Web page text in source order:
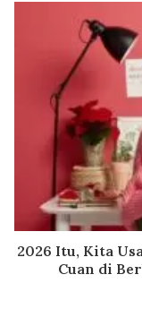
2026 Itu, Kita
Cuan di